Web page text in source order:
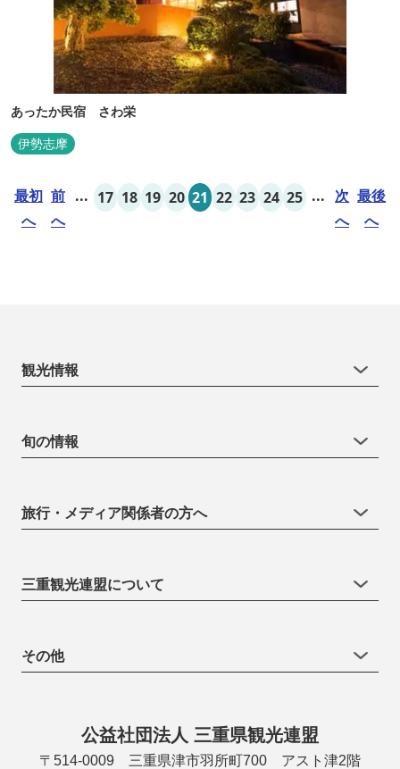
あったか民宿 さわ栄
伊勢志摩
最初
へ
前
へ
... 17 18 19 20 21 22 23 24 25 ... 次
へ
最後
へ
観光情報
旬の情報
旅行・メディア関係者の方へ
三重観光連盟について
その他
公益社団法人 三重県観光連盟
〒514-0009 三重県津市羽所町700 アスト津2階